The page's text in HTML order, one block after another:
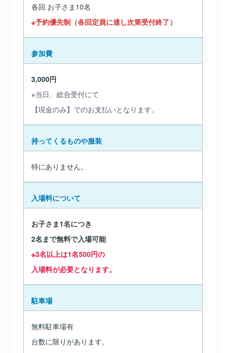
各回 お子さま10名
※予約優先制（各回定員に達し次第受付終了）
参加費
3,000円
※当日、総合受付にて
【現金のみ】でのお支払いとなります。
持ってくるものや服装
特にありません。
入場料について
お子さま1名につき
2名まで無料で入場可能
※3名以上は1名500円の
入場料が必要となります。
駐車場
無料駐車場有
台数に限りがあります。